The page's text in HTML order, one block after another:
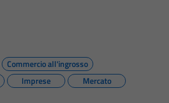
Commercio all'ingrosso
Imprese Mercato